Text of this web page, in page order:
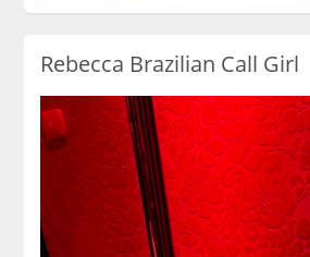
Rebecca Brazilian Call Girl